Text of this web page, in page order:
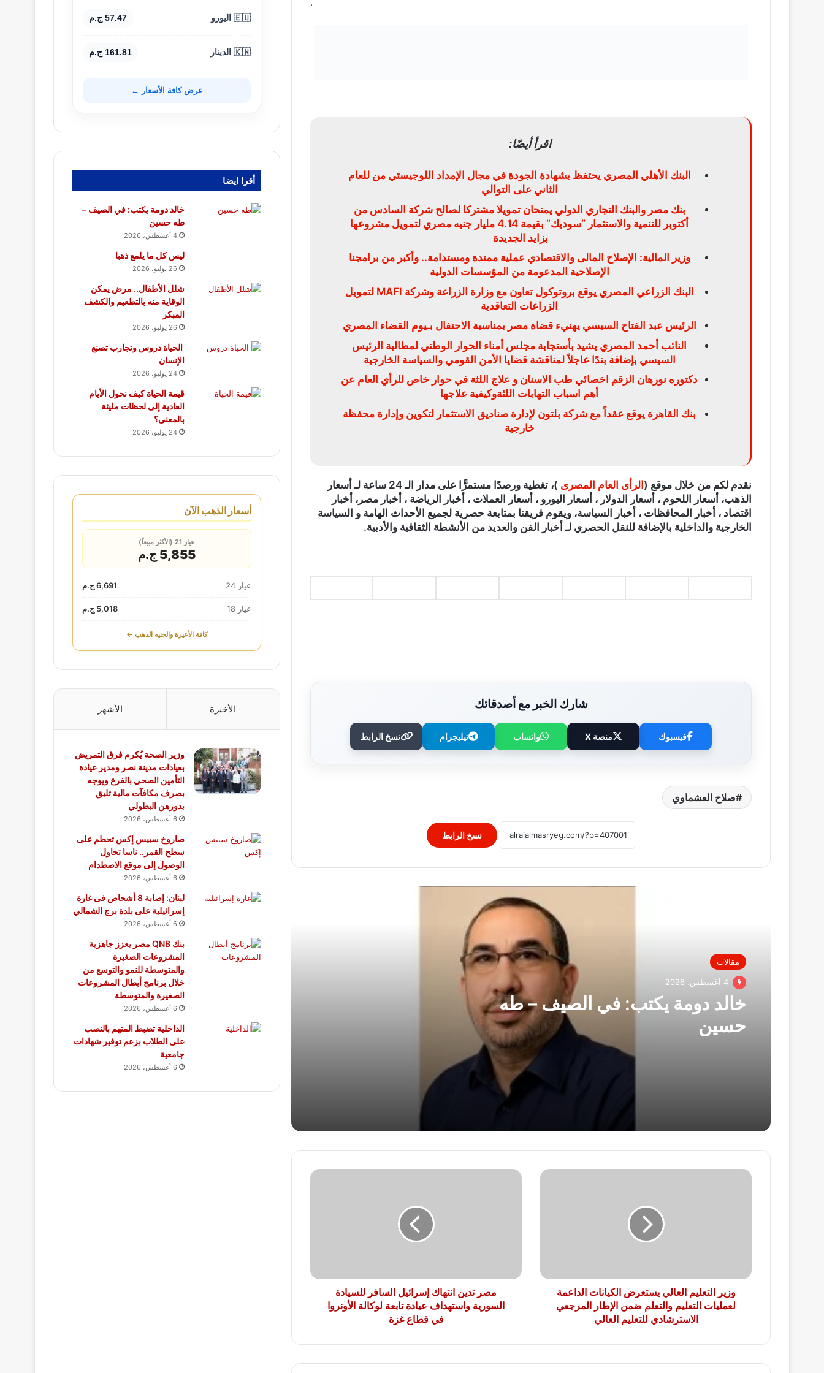
اقرأ أيضًا:
البنك الأهلي المصري يحتفظ بشهادة الجودة في مجال الإمداد اللوجيستي من للعام
الثاني على التوالي
بنك مصر والبنك التجاري الدولي يمنحان تمويلا مشتركا لصالح شركة السادس من
أكتوبر للتنمية والاستثمار “سوديك” بقيمة 4.14 مليار جنيه مصري لتمويل مشروعها
بزايد الجديدة
وزير المالية: الإصلاح المالى والاقتصادي عملية ممتدة ومستدامة.. وأكبر من برامجنا
الإصلاحية المدعومة من المؤسسات الدولية
البنك الزراعي المصري يوقع بروتوكول تعاون مع وزارة الزراعة وشركة MAFI لتمويل
الزراعات التعاقدية
الرئيس عبد الفتاح السيسي يهنيء قضاة مصر بمناسبة الاحتفال بـيوم القضاء المصري
النائب أحمد المصري يشيد بأستجابة مجلس أمناء الحوار الوطني لمطالبة الرئيس
السيسي بإضافة بندًا عاجلاً لمناقشة قضايا الأمن القومي والسياسة الخارجية
دكتوره نورهان الزقم اخصائي طب الاسنان و علاج اللثة في حوار خاص للرأي العام عن
أهم اسباب التهابات اللثةوكيفية علاجها
بنك القاهرة يوقع عقداً مع شركة بلتون لإدارة صناديق الاستثمار لتكوين وإدارة محفظة
خارجية
نقدم لكم من خلال موقع (الرأى العام المصرى
)، تغطية ورصدًا مستمرًّا على مدار الـ 24 ساعة لـ أسعار
الذهب، أسعار اللحوم ، أسعار الدولار ، أسعار اليورو ، أسعار العملات ، أخبار الرياضة ، أخبار مصر، أخبار
اقتصاد ، أخبار المحافظات ، أخبار السياسة، ويقوم فريقنا بمتابعة حصرية لجميع الأحداث الهامة و السياسة
الخارجية والداخلية بالإضافة للنقل الحصري لـ أخبار الفن والعديد من الأنشطة الثقافية والأدبية.
شارك الخبر مع أصدقائك
فيسبوك منصة X واتساب تيليجرام نسخ الرابط
صلاح العشماوي
نسخ الرابط
مقالات
4 أغسطس، 2026
خالد دومة يكتب: في الصيف – طه
حسين
بالتطعيم والكشف المبكر
قيمة الحياة كيف نحول الأيام العادية إلى
لحظات مليئة بالمعنى؟
أسرار الحياة السعيدة كيف يعيش الإنسان
بتوازن وراحة نفسية؟
فن الحياة كيف نصنع أيامًا أكثر هدوءًا
الحروب أخطر على المناخ من المصانع
هدى العراقى تكتب: مسجد مصر.. حين
تتحول العمارة إلى رسالة حضارية
وزير
والتعلم
الإطار
وزير التعليم العالي يستعرض الكيانات الداعمة
لعمليات التعليم والتعلم ضمن الإطار المرجعي
الاسترشادي للتعليم العالي
مصر
عيادة
لوكالة
مصر تدين انتهاك إسرائيل السافر للسيادة
السورية واستهداف عيادة تابعة لوكالة الأونروا
في قطاع غزة
🇪🇺 اليورو 57.47 ج.م
🇰🇼 الدينار 161.81 ج.م
عرض كافة الأسعار ←
أقرا ايضا
خالد دومة يكتب: في الصيف –
طه حسين
4 أغسطس، 2026
ليس كل ما يلمع ذهبا
26 يوليو، 2026
شلل الأطفال.. مرض يمكن
الوقاية منه بالتطعيم والكشف
المبكر
26 يوليو، 2026
الحياة دروس وتجارب تصنع
الإنسان
24 يوليو، 2026
قيمة الحياة كيف نحول الأيام
العادية إلى لحظات مليئة
بالمعنى؟
24 يوليو، 2026
أسعار الذهب الآن
عيار 21 (الأكثر مبيعاً)
5,855 ج.م
عيار 24 6,691 ج.م
عيار 18 5,018 ج.م
كافة الأعيرة والجنيه الذهب ←
الأخيرة الأشهر
وزير الصحة يُكرم فرق التمريض
بعيادات مدينة نصر ومدير عيادة
التأمين الصحي بالفرع ويوجه
بصرف مكافآت مالية تليق
بدورهن البطولي
6 أغسطس، 2026
صاروخ سبيس إكس تحطم على
سطح القمر.. ناسا تحاول
الوصول إلى موقع الاصطدام
6 أغسطس، 2026
لبنان: إصابة 8 أشحاص فى غارة
إسرائيلية على بلدة برج الشمالي
6 أغسطس، 2026
بنك QNB مصر يعزز جاهزية
المشروعات الصغيرة
والمتوسطة للنمو والتوسع من
خلال برنامج أبطال المشروعات
الصغيرة والمتوسطة
6 أغسطس، 2026
الداخلية تضبط المتهم بالنصب
على الطلاب بزعم توفير شهادات
جامعية
6 أغسطس، 2026